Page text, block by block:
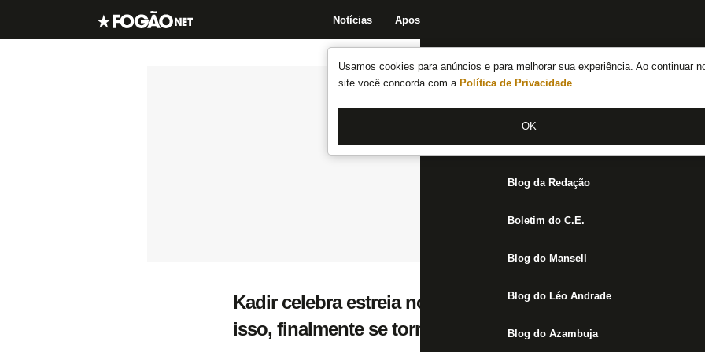
Usamos cookies para anúncios e para melhorar sua experiência. Ao continuar
site você concorda com a Política de Privacidade .
OK
Notícias Apostas
Notícias do Botafogo
Fórum
Jogos
Blog da Redação
Boletim do C.E.
Blog do Mansell
Blog do Léo Andrade
Blog do Azambuja
Kadir celebra estreia no profissional pelo Botafogo:
isso, finalmente se tornou realidade’